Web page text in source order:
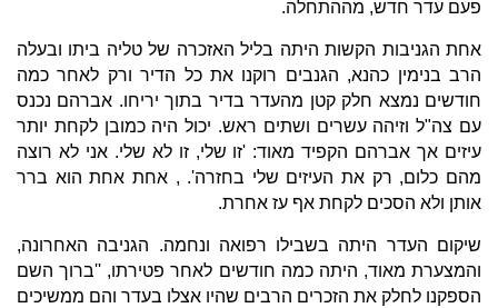
פעם עדר חדש, מההתחלה.
אחת הגניבות הקשות היתה בליל האזכרה של טליה ביתו ובעלה
הרב בנימין כהנא, הגנבים רוקנו את כל הדיר ורק לאחר כמה
חודשים נמצא חלק קטן מהעדר בדיר בתוך יריחו. אברהם נכנס
עם צה"ל וזיהה עשרים ושתים ראש. יכול היה כמובן לקחת יותר
עיזים אך אברהם הקפיד מאוד: 'זו שלי, זו לא שלי. אני לא רוצה
מהם כלום, רק את העיזים שלי בחזרה'. , אחת אחת הוא ברר
אותן ולא הסכים לקחת אף עז אחרת.
שיקום העדר היתה בשבילו רפואה ונחמה. הגניבה האחרונה,
והמצערת מאוד, היתה כמה חודשים לאחר פטירתו, ''ברוך השם
הספקנו לחלק את הזכרים הרבים שהיו אצלו בעדר והם ממשיכים